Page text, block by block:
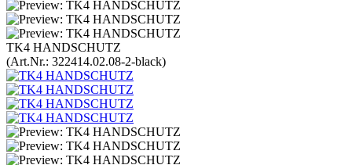
TK4 HANDSCHUTZ
(Art.Nr.: 322414.02.08-2-black)